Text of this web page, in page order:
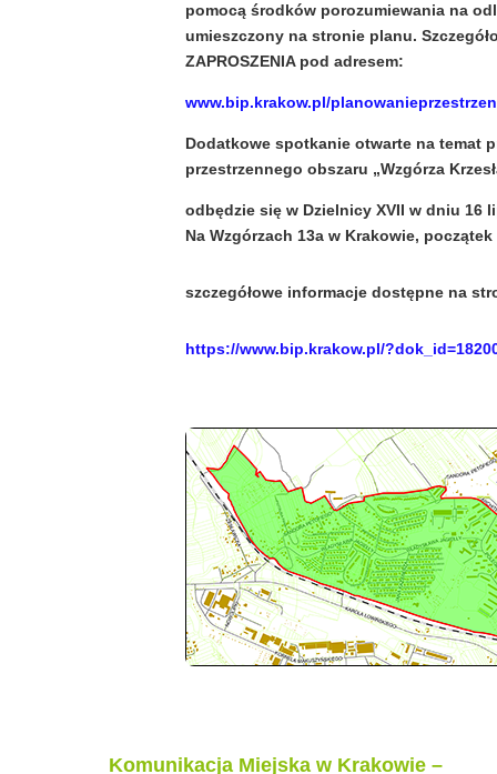
pomocą środków porozumiewania na
umieszczony na stronie planu.
ZAPROSZENIA pod adresem:
www.bip.krakow.pl/
Dodatkowe spotkanie otwarte na temat
przestrzennego obszaru „Wzgórza
odbędzie się w Dzielnicy XVII w dniu 16
Na Wzgórzach 13a w Krakowie,
szczegółowe informacje dostępne na
https://www.bip.krakow.pl/
Komunikacja Miejska w Krakowie –